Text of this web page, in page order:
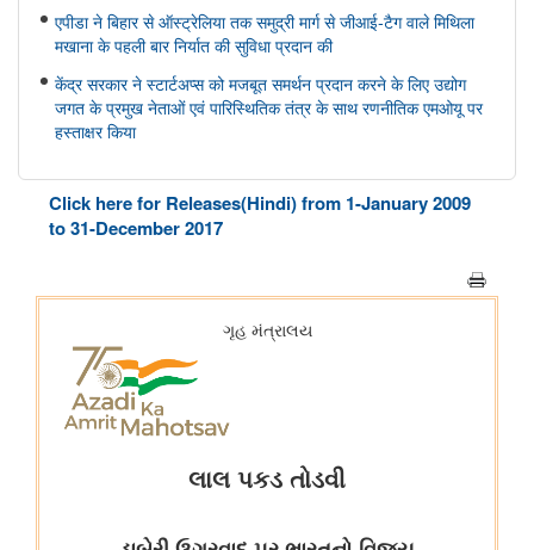
एपीडा ने बिहार से ऑस्ट्रेलिया तक समुद्री मार्ग से जीआई-टैग वाले मिथिला
मखाना के पहली बार निर्यात की सुविधा प्रदान की
केंद्र सरकार ने स्टार्टअप्स को मजबूत समर्थन प्रदान करने के लिए उद्योग
जगत के प्रमुख नेताओं एवं पारिस्थितिक तंत्र के साथ रणनीतिक एमओयू पर
हस्ताक्षर किया
सहकारिता मंत्रालय
केन्द्रीय गृह एवं सहकारिता मंत्री श्री अमित शाह ने मुंबई में NUCFDC के
भोपाल में 11 ब्रिक्स संस्कृति मंत्रियों की बैठक संपन्न हुई; भोपाल घोषणापत्र
को अपनाया
भारतीय वायु सेना बैंड द्वारा स्वतंत्रता दिवस समारोह 2026 के दौरान प्रदर्शन
Click here for Releases(Hindi) from 1-January 2009
to 31-December 2017